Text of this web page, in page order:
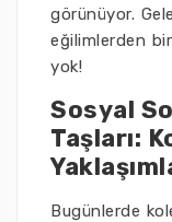
görünüyor.
eğilimlerden
yok!
Sosyal
Taşları:
Bugünlerde